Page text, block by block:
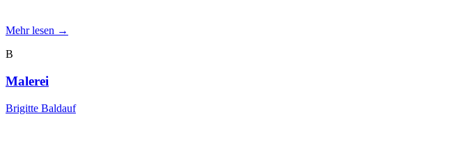
Mehr lesen →
B
Malerei
Brigitte Baldauf